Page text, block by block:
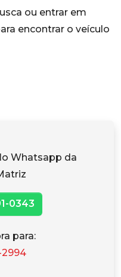
ou entrar em
encontrar o veículo
Whatsapp da
0343
para:
2994